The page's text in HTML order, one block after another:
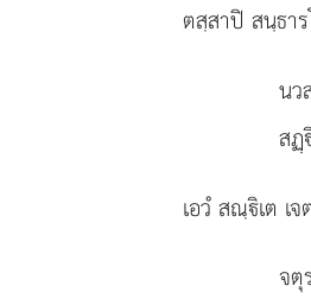
ตสฺสาปิ สนฺธา
นว
สฏฺ
เอวํ สณฺิเต เ
จตุ